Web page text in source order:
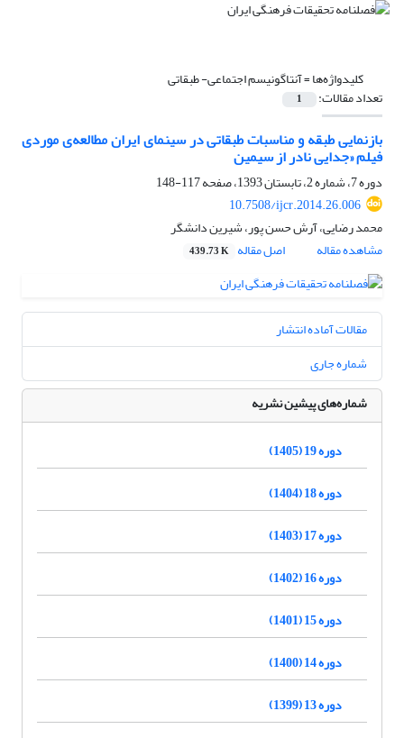
کلیدواژه‌ها =آنتاگونیسم اجتماعی- طبقاتی
تعداد مقالات: 1
بازنمایی طبقه و مناسبات طبقاتی در سینمای ایران مطالعه‌ی موردی
فیلم «جدایی نادر از سیمین
دوره 7، شماره 2، تابستان 1393، صفحه
117-148
10.7508/ijcr.2014.26.006
محمد رضایی، آرش حسن پور، شیرین دانشگر
مشاهده مقاله
اصل مقاله 439.73 K
مقالات آماده انتشار
شماره جاری
شماره‌های پیشین نشریه
دوره 19 (1405)
دوره 18 (1404)
دوره 17 (1403)
دوره 16 (1402)
دوره 15 (1401)
دوره 14 (1400)
دوره 13 (1399)